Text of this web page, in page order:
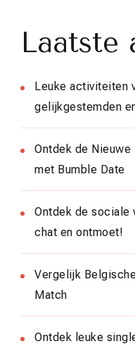
Laatste
Leuke activiteiten
gelijkgestemden
Ontdek de Nieuwe
met Bumble Date
Ontdek de sociale
chat en ontmoet!
Vergelijk
Match
Ontdek leuke